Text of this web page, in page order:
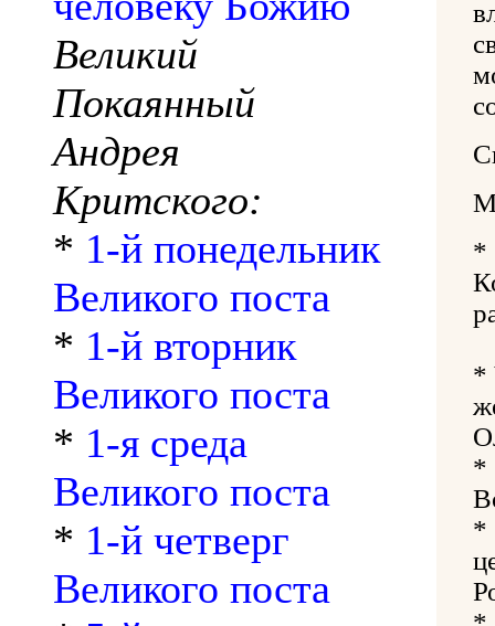
Великий
Покаянный
Андрея
Критского:
* 1-й понедельник
Великого поста
* 1-й вторник
Великого поста
* 1-я среда
Великого поста
* 1-й четверг
Великого поста
*
*
*
*